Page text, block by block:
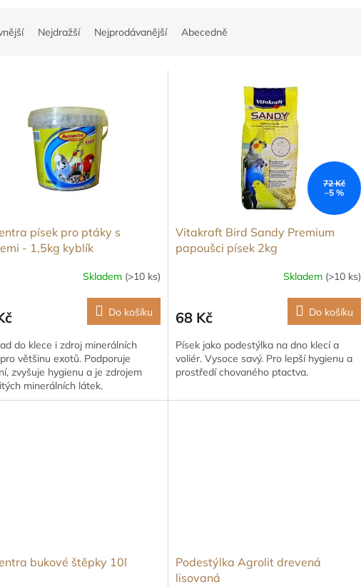
Nejdražší Nejprodávanější Abecedně
písek pro ptáky s
- 1,5kg kyblík
Skladem (>10 ks)
Do košíku
do klece i zdroj minerálních
většinu exotů. Podporuje
zvyšuje hygienu a je zdrojem
minerálních látek.
72 Kč
–5 %
Vitakraft Bird Sandy Premium
papoušci písek 2kg
Skladem (>10 ks)
68 Kč Do košíku
Písek jako podestýlka na dno klecí a
voliér. Vysoce savý. Pro lepší hygienu a
prostředí chovaného ptactva.
bukové štěpky 10l
Podestýlka Agrolit drevená
lisovaná